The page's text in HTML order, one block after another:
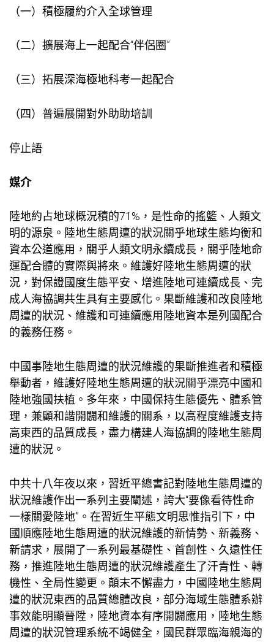
（一）積極履約介入全球管理
（二）擴展海上一起配合“伴侶圈”
（三）拓展深海極地科考一起配合
（四）普遍展開對外助助培訓
停止語
媒介
陸地約占地球概況積的71%，是性命的搖籃、人類文
明的源泉。陸地生態周遭的狀況關乎地球生態均衡和
資本公道應用，關乎人類文明永續成長，關乎陸地命
運配合體的實際與將來。維護好陸地生態周遭的狀
況，對保證國度生態平安、增進陸地可連續成長、完
成人海協調共生具有主要感化。果斷維護和改良陸地
周遭的狀況、維護和可連續應用陸地資本是列國配合
的義務任務。
中國事陸地生態周遭的狀況維護的果斷推進者和積極
舉動者，維護好陸地生態周遭的狀況關乎漂亮中國和
陸地強國扶植。多年來，中國保持生態優先、體系管
理，兼顧和諧開闢和維護的關系，以高程度維護支持
高東西的品質成長，盡力構建人海協調的陸地生態周
遭的狀況。
中共十八年夜以來，習近平總書記對陸地生態周遭的
狀況維護作出一系列主要闡述，誇大“要像看待性命
一樣關愛陸地”。在習近生平態文明思惟指引下，中
國順應陸地生態周遭的狀況維護的新情勢、新義務、
新請求，展開了一系列最基礎性、首創性、久遠性任
務，推進陸地生態周遭的狀況維護產生了汗青性、轉
機性、全局性變更。顛末不懈盡力，中國陸地生態周
遭的狀況東西的品質總體改良，部分海域生態體系辦
事效能明顯晉陞，陸地資本有序開闢應用，陸地生態
周遭的狀況管理系統不竭健全，國民群眾臨海親海的